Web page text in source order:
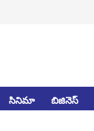
సినిమా బిజినెస్